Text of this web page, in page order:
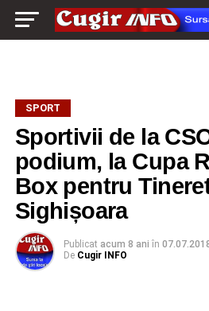
SPORT
Sportivii de la
podium, la Cupa
Box pentru
Sighișoara
Publicat acum 8 ani în
De Cugir INFO